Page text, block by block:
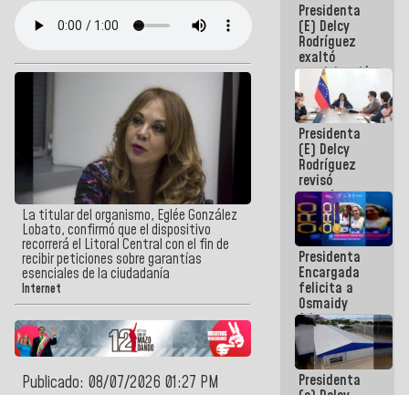
La titular del organismo, Eglée González
Lobato, confirmó que el dispositivo
recorrerá el Litoral Central con el fin de
recibir peticiones sobre garantías
esenciales de la ciudadanía
Internet
Publicado: 08/07/2026 01:27 PM
Presidenta
(E) Delcy
Rodríguez
exaltó
participación
de
Venezuela
en Juegos
Centroamericanos
y del Caribe
2026
Presidenta
(E) Delcy
Rodríguez
revisó
agenda
económica y
ejecución de
fondos de
emergencia
post-sismos
Presidenta
Encargada
felicita a
Osmaidy
Arias y
Giraly
Marcano por
hacer
historia en
Presidenta